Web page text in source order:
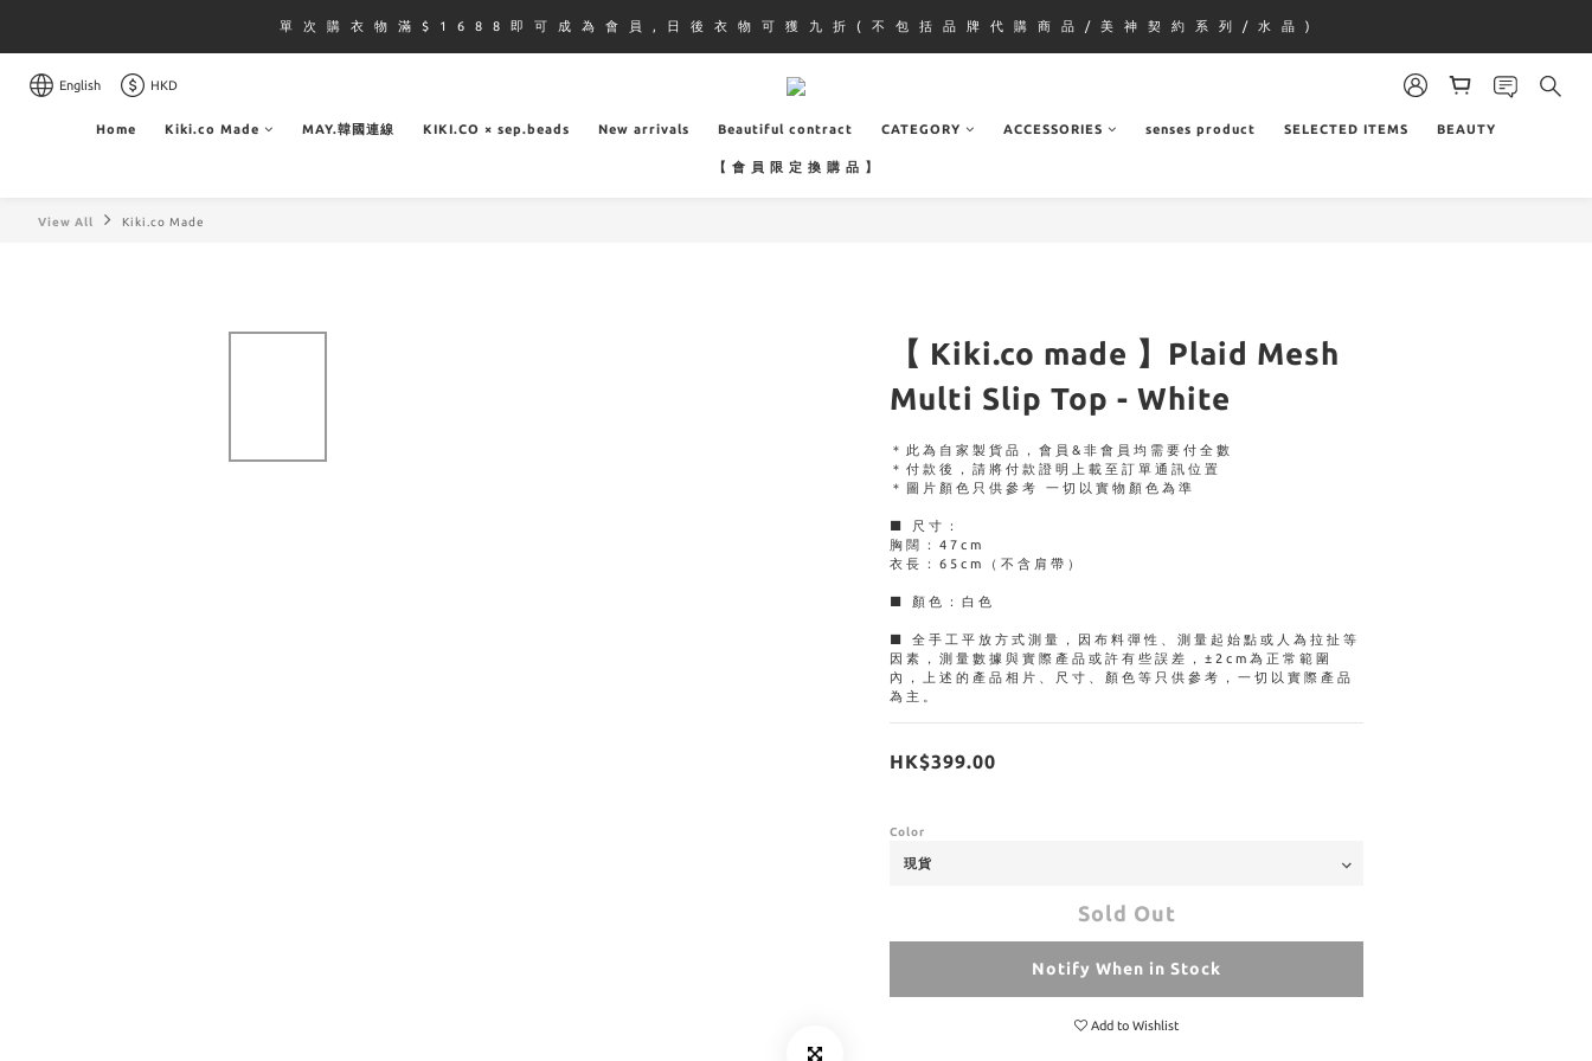
單 次 購 衣 物 滿 $ 1 6 8 8 即 可 成 為 會 員 , 日 後 衣 物 可 獲 九 折 ( 不 包 括 品 牌 代 購 商 品 / 美 神 契 約 系 列 / 水 晶 )
English HKD
Home Kiki.co Made MAY.韓國連線 KIKI.CO × sep.beads New arrivals Beautiful contract CATEGORY ACCESSORIES senses product SELECTED ITEMS BEAUTY
【 會 員 限 定 換 購 品 】
View All Kiki.co Made
【 Kiki.co made 】Plaid Mesh
Multi Slip Top - White
＊此為自家製貨品，會員&非會員均需要付全數
＊付款後，請將付款證明上載至訂單通訊位置
＊圖片顏色只供參考 一切以實物顏色為準
■ 尺寸：
胸闊：47cm
衣長：65cm（不含肩帶）
■ 顏色：白色
■ 全手工平放方式測量，因布料彈性、測量起始點或人為拉扯等
因素，測量數據與實際產品或許有些誤差，±2cm為正常範圍
內，上述的產品相片、尺寸、顏色等只供參考，一切以實際產品
為主。
HK$399.00
Color
Sold Out
Notify When in Stock
Add to Wishlist